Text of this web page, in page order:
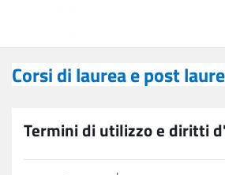
Corsi di laurea e post
Termini di utilizzo e diritti